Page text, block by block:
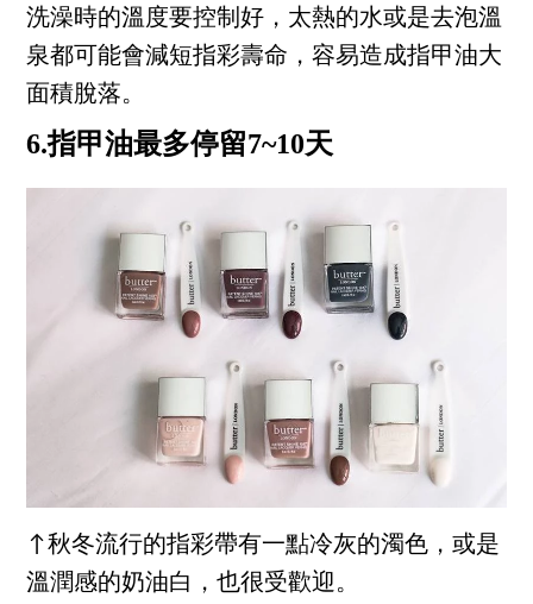
洗澡時的溫度要控制好，太熱的水或是去泡溫
泉都可能會減短指彩壽命，容易造成指甲油大
面積脫落。
6.指甲油最多停留7~10天
↑秋冬流行的指彩帶有一點冷灰的濁色，或是
溫潤感的奶油白，也很受歡迎。